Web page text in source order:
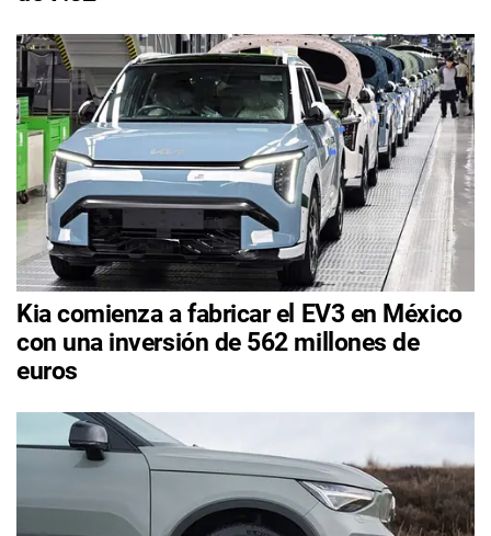
Kia comienza a fabricar el EV3 en México
con una inversión de 562 millones de
euros